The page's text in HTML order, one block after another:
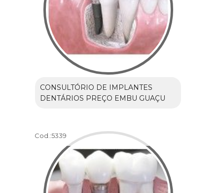
CONSULTÓRIO DE IMPLANTES
DENTÁRIOS PREÇO EMBU GUAÇU
Cod.:5339